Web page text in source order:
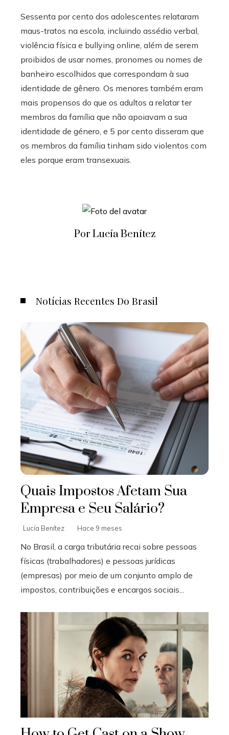
Sessenta por cento dos adolescentes relataram
maus-tratos na escola, incluindo assédio verbal,
violência física e bullying online, além de serem
proibidos de usar nomes, pronomes ou nomes de
banheiro escolhidos que correspondam à sua
identidade de gênero. Os menores também eram
mais propensos do que os adultos a relatar ter
membros da família que não apoiavam a sua
identidade de género, e 5 por cento disseram que
os membros da família tinham sido violentos com
eles porque eram transexuais.
Por Lucía Benítez
Notícias Recentes Do Brasil
Quais Impostos Afetam Sua
Empresa e Seu Salário?
Lucía Benítez Hace 9 meses
No Brasil, a carga tributária recai sobre pessoas
físicas (trabalhadores) e pessoas jurídicas
(empresas) por meio de um conjunto amplo de
impostos, contribuições e encargos sociais...